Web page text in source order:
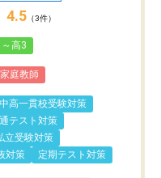
4.5 （3件）
高3
家庭教師
高一貫校受験対策
テスト対策
立受験対策
対策
定期テスト対策